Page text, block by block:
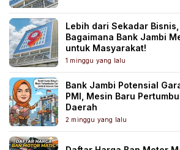
Lebih dari Sekadar
Bagaimana Bank Jambi
untuk Masyarakat!
1 minggu yang lalu
Bank Jambi Potensial
PMI, Mesin Baru
Daerah
2 minggu yang lalu